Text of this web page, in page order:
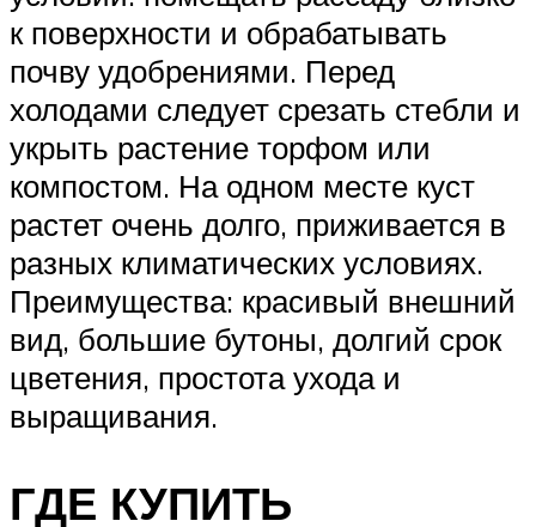
к поверхности и обрабатывать
почву удобрениями. Перед
холодами следует срезать стебли и
укрыть растение торфом или
компостом. На одном месте куст
растет очень долго, приживается в
разных климатических условиях.
Преимущества: красивый внешний
вид, большие бутоны, долгий срок
цветения, простота ухода и
выращивания.
ГДЕ КУПИТЬ